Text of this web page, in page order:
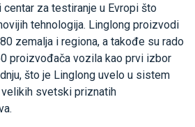
za testiranje u Evropi što
tehnologija. Linglong proizvodi
zemalja i regiona, a takođe su rado
proizvođača vozila kao prvi izbor
što je Linglong uvelo u sistem
svetski priznatih